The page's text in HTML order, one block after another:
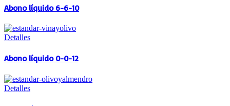
Abono líquido 6-6-10
Detalles
Abono líquido 0-0-12
Detalles